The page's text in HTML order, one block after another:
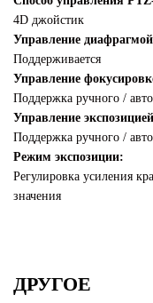
4D джойстик
Управление
Поддерживается
Управление
Поддержка ручного /
Управление
Поддержка ручного /
Режим экспозиции:
Регулировка усиления
значения
ДРУГОЕ